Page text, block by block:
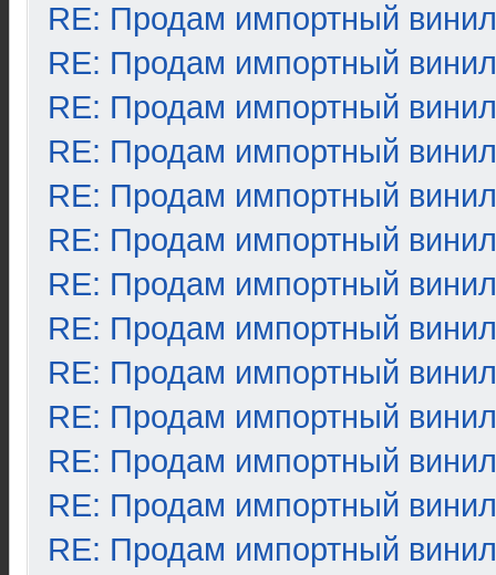
RE: Продам импортный винил
RE: Продам импортный винил
RE: Продам импортный винил
RE: Продам импортный винил
RE: Продам импортный винил
RE: Продам импортный винил
RE: Продам импортный винил
RE: Продам импортный винил
RE: Продам импортный винил
RE: Продам импортный винил
RE: Продам импортный винил
RE: Продам импортный винил
RE: Продам импортный винил